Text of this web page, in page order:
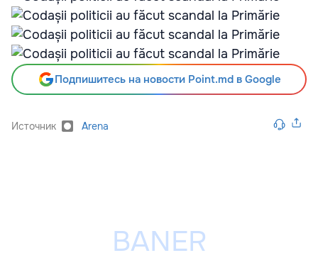
Подпишитесь на новости Point.md в Google
Источник Arena